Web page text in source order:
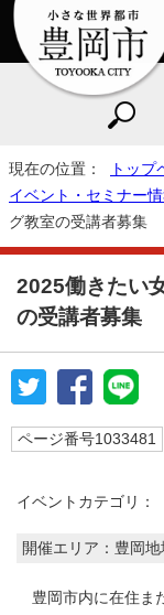
現在の位置： トップ
イベント・セミナー
グ教室の受講者募集
2025働きたい
の受講者募集
ページ番号1033481
イベントカテゴリ：
開催エリア：豊岡地
豊岡市内に在住ま